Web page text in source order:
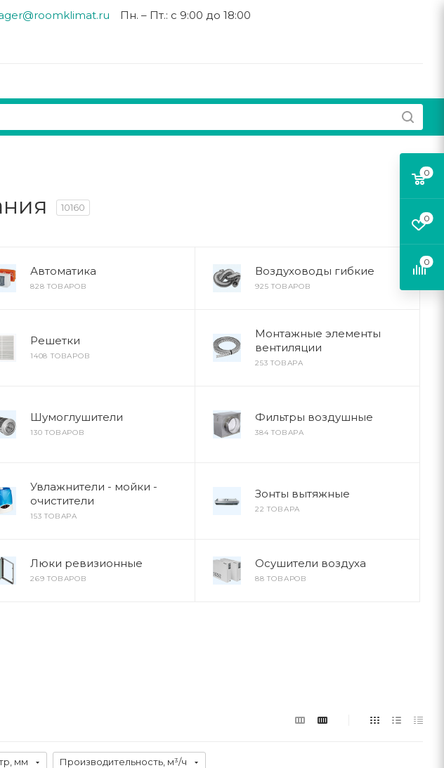
Пн. – Пт.: с 9:00 до 18:00
10160
Автоматика
828 ТОВАРОВ
Воздуховоды гибкие
925 ТОВАРОВ
Решетки
1408 ТОВАРОВ
Монтажные элементы
вентиляции
253 ТОВАРА
Шумоглушители
130 ТОВАРОВ
Фильтры воздушные
384 ТОВАРА
Увлажнители - мойки -
очистители
153 ТОВАРА
Зонты вытяжные
22 ТОВАРА
Люки ревизионные
269 ТОВАРОВ
Осушители воздуха
88 ТОВАРОВ
мм Производительность, м³/ч
0
0
0